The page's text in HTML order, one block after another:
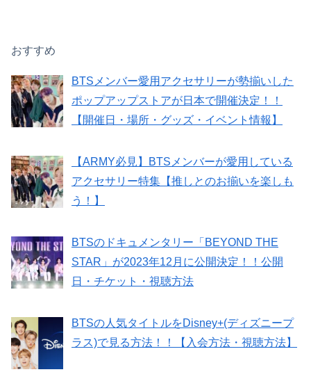
おすすめ
BTSメンバー愛用アクセサリーが勢揃いした
ポップアップストアが日本で開催決定！！
【開催日・場所・グッズ・イベント情報】
【ARMY必見】BTSメンバーが愛用している
アクセサリー特集【推しとのお揃いを楽しも
う！】
BTSのドキュメンタリー「BEYOND THE
STAR」が2023年12月に公開決定！！公開
日・チケット・視聴方法
BTSの人気タイトルをDisney+(ディズニープ
ラス)で見る方法！！【入会方法・視聴方法】